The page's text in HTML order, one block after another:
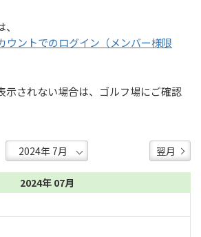
ウントでのログイン（メンバー様限
示されない場合は、ゴルフ場にご確認
翌月
2024年 07月